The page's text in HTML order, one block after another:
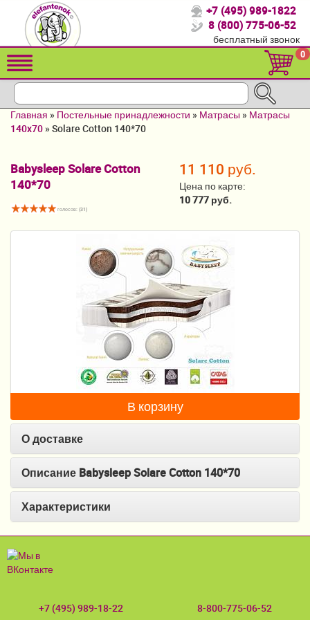
Спасибо, что выбрали нас!
Распродажа!
Детские коляски
Кроватки для новорожденных
Конверты, муфты
Детский транспорт
Мебель и аксессуары
Постельные принадлежности
Гигиена и уход
Манежи
Безопасность ребенка
Ходунки и прыгунки
Игры и развитие
Принадлежности для выписки
Кенгуру и слинги
+7 (495) 989-1822
8 (800) 775-06-52
бесплатный звонок
0
Главная » Постельные принадлежности » Матрасы » Матрасы
140x70 »Solare Cotton 140*70
Babysleep Solare Cotton
140*70
голосов: (31)
11 110 руб.
Цена по карте:
10 777 руб.
В корзину
О доставке
Описание Babysleep Solare Cotton 140*70
Характеристики
+7 (495) 989-18-22 8-800-775-06-52